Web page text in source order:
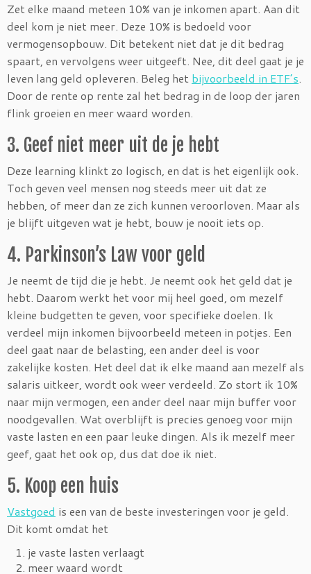
Zet elke maand meteen 10% van je inkomen apart. Aan dit
deel kom je niet meer. Deze 10% is bedoeld voor
vermogensopbouw. Dit betekent niet dat je dit bedrag
spaart, en vervolgens weer uitgeeft. Nee, dit deel gaat je je
leven lang geld opleveren. Beleg het bijvoorbeeld in ETF’s.
Door de rente op rente zal het bedrag in de loop der jaren
flink groeien en meer waard worden.
3. Geef niet meer uit de je hebt
Deze learning klinkt zo logisch, en dat is het eigenlijk ook.
Toch geven veel mensen nog steeds meer uit dat ze
hebben, of meer dan ze zich kunnen veroorloven. Maar als
je blijft uitgeven wat je hebt, bouw je nooit iets op.
4. Parkinson’s Law voor geld
Je neemt de tijd die je hebt. Je neemt ook het geld dat je
hebt. Daarom werkt het voor mij heel goed, om mezelf
kleine budgetten te geven, voor specifieke doelen. Ik
verdeel mijn inkomen bijvoorbeeld meteen in potjes. Een
deel gaat naar de belasting, een ander deel is voor
zakelijke kosten. Het deel dat ik elke maand aan mezelf als
salaris uitkeer, wordt ook weer verdeeld. Zo stort ik 10%
naar mijn vermogen, een ander deel naar mijn buffer voor
noodgevallen. Wat overblijft is precies genoeg voor mijn
vaste lasten en een paar leuke dingen. Als ik mezelf meer
geef, gaat het ook op, dus dat doe ik niet.
5. Koop een huis
Vastgoed is een van de beste investeringen voor je geld.
Dit komt omdat het
je vaste lasten verlaagt
meer waard wordt